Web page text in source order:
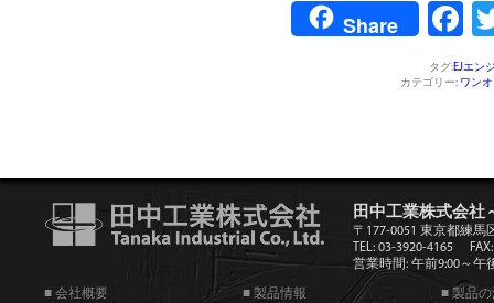
Share
タグ:EJエン
カテゴリー: ワン
田中工業株式会社
〒177-0051 東京都練馬
TEL: 03-3920-4165
営業時間: 午前9:00～午
■ 会社概要 ■ 製品情報 ■ 製品